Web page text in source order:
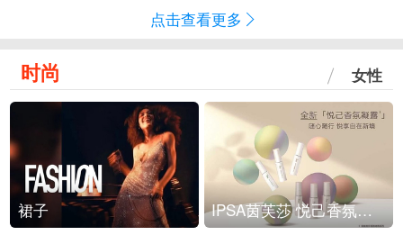
点击查看更多
时尚 女性
裙子 IPSA茵芙莎 悦己香氛凝露上市